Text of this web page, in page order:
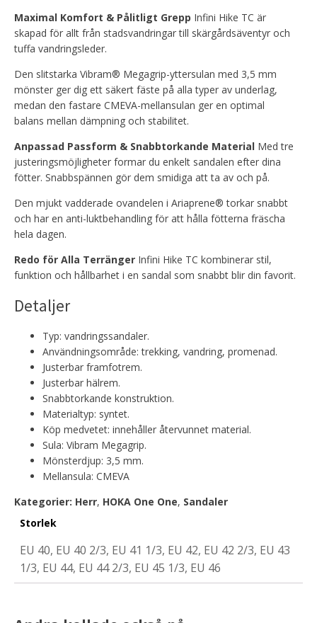
Maximal Komfort & Pålitligt Grepp Infini Hike TC är
skapad för allt från stadsvandringar till skärgårdsäventyr och
tuffa vandringsleder.
Den slitstarka Vibram® Megagrip-yttersulan med 3,5 mm
mönster ger dig ett säkert fäste på alla typer av underlag,
medan den fastare CMEVA-mellansulan ger en optimal
balans mellan dämpning och stabilitet.
Anpassad Passform & Snabbtorkande Material Med tre
justeringsmöjligheter formar du enkelt sandalen efter dina
fötter. Snabbspännen gör dem smidiga att ta av och på.
Den mjukt vadderade ovandelen i Ariaprene® torkar snabbt
och har en anti-luktbehandling för att hålla fötterna fräscha
hela dagen.
Redo för Alla Terränger Infini Hike TC kombinerar stil,
funktion och hållbarhet i en sandal som snabbt blir din favorit.
Detaljer
Typ: vandringssandaler.
Användningsområde: trekking, vandring, promenad.
Justerbar framfotrem.
Justerbar hälrem.
Snabbtorkande konstruktion.
Materialtyp: syntet.
Köp medvetet: innehåller återvunnet material.
Sula: Vibram Megagrip.
Mönsterdjup: 3,5 mm.
Mellansula: CMEVA
Kategorier: Herr, HOKA One One, Sandaler
Storlek
EU 40, EU 40 2/3, EU 41 1/3, EU 42, EU 42 2/3, EU 43
1/3, EU 44, EU 44 2/3, EU 45 1/3, EU 46